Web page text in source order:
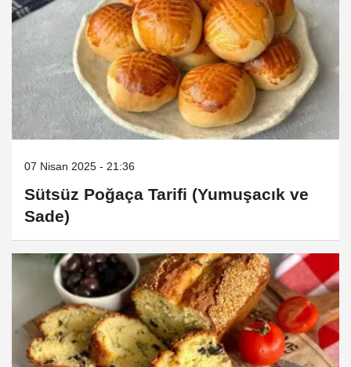
07 Nisan 2025 - 21:36
Sütsüz Poğaça Tarifi (Yumuşacık ve
Sade)